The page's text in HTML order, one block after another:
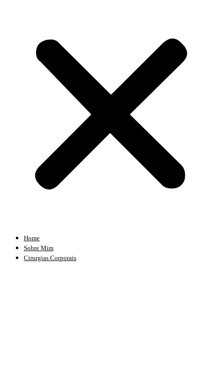
Home
Sobre Mim
Cirurgias Corporais